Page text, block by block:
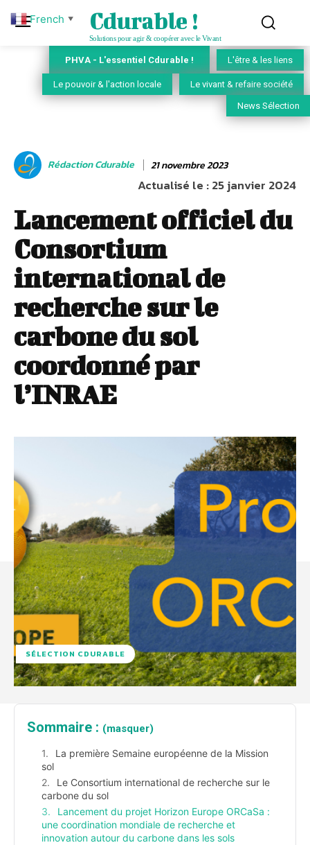
Cdurable !
Solutions pour agir & coopérer avec le Vivant
PHVA - L'essentiel Cdurable ! L'être & les liens
Le pouvoir & l'action locale Le vivant & refaire société
News Sélection
Rédaction Cdurable 21 novembre 2023
Actualisé le :25 janvier 2024
Lancement officiel du
Consortium
international de
recherche sur le
carbone du sol
coordonné par
l’INRAE
SÉLECTION CDURABLE
Sommaire : (masquer)
La première Semaine européenne de la Mission
sol
Le Consortium international de recherche sur le
carbone du sol
Lancement du projet Horizon Europe ORCaSa :
une coordination mondiale de recherche et
innovation autour du carbone dans les sols
French ▼